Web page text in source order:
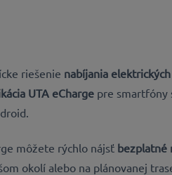
riešenie nabíjania
UTA eCharge pre smartfóny
môžete rýchlo nájsť bezplatné
okolí alebo na plánovanej